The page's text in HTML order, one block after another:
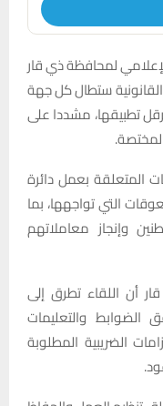
لمحافظة ذي قار
القانونية ستطال كل جهة
تطبيقها، مشددا على
المتعلقة بعمل دائرة
التي تواجهها، بما
وإنجاز معاملاتهم
اللقاء تطرق إلى
الضوابط والتعليمات
الضريبية المطلوبة